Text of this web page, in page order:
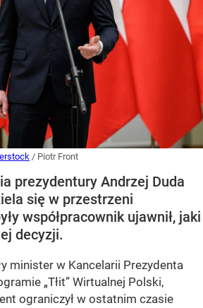
/ Piotr Front
prezydentury Andrzej Duda
się w przestrzeni
współpracownik ujawnił, jaki
decyzji.
minister w Kancelarii Prezydenta
„Tłit” Wirtualnej Polski,
ograniczył w ostatnim czasie